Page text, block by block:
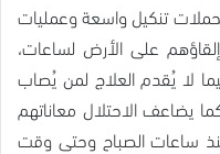
تنكيل واسعة وعمليات
على الأرض لساعات،
لا يُقدم العلاج لمن يُصاب
يضاعف الاحتلال معاناتهم
ساعات الصباح وحتى وقت